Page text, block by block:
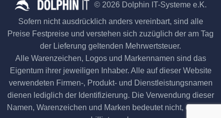
© 2026 Dolphin IT-Systeme e.K.
Sofern nicht ausdrücklich anders vereinbart, sind alle
Preise Festpreise und verstehen sich zuzüglich der am Tag
der Lieferung geltenden Mehrwertsteuer.
Alle Warenzeichen, Logos und Markennamen sind das
Eigentum ihrer jeweiligen Inhaber. Alle auf dieser Website
verwendeten Firmen-, Produkt- und Dienstleistungsnamen
dienen lediglich der Identifizierung. Die Verwendung dieser
Namen, Warenzeichen und Marken bedeutet nicht, dass sie